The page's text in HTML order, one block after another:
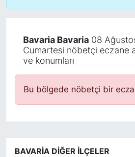
Bavaria Bavaria08
Cumartesi nöbetçi eczane
ve konumları
Bu bölgede nöbetçi bir
BAVARIA DIĞER İLÇELER